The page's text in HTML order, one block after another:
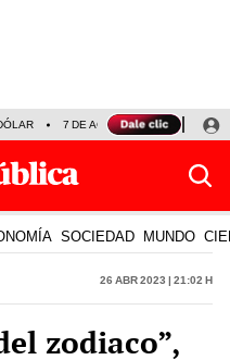
7 DE AGOSTO OLLANTA
SOCIEDAD MUNDO
26 Abr 2023 | 21:02 h
zodiaco”,